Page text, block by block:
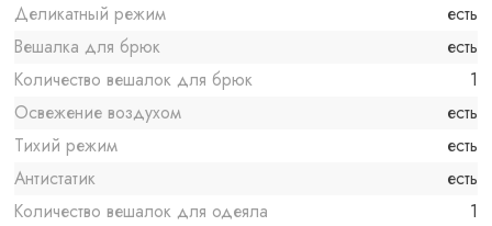
Деликатный режим
есть
Вешалка для брюк
есть
Количество вешалок для брюк
1
Освежение воздухом
есть
Тихий режим
есть
Антистатик
есть
Количество вешалок для одеяла
1